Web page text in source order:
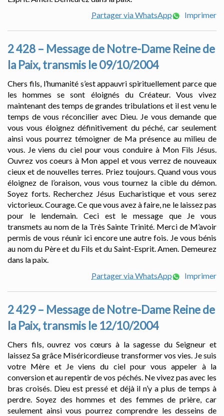
Partager via WhatsApp
Imprimer
2 428 – Message de Notre-Dame Reine de
la Paix, transmis le 09/10/2004
Chers fils, l’humanité s’est appauvri spirituellement parce que
les hommes se sont éloignés du Créateur. Vous vivez
maintenant des temps de grandes tribulations et il est venu le
temps de vous réconcilier avec Dieu. Je vous demande que
vous vous éloignez définitivement du péché, car seulement
ainsi vous pourrez témoigner de Ma présence au milieu de
vous. Je viens du ciel pour vous conduire à Mon Fils Jésus.
Ouvrez vos coeurs à Mon appel et vous verrez de nouveaux
cieux et de nouvelles terres. Priez toujours. Quand vous vous
éloignez de l’oraison, vous vous tournez la cible du démon.
Soyez forts. Recherchez Jésus Eucharistique et vous serez
victorieux. Courage. Ce que vous avez à faire, ne le laissez pas
pour le lendemain. Ceci est le message que Je vous
transmets au nom de la Très Sainte Trinité. Merci de M’avoir
permis de vous réunir ici encore une autre fois. Je vous bénis
au nom du Père et du Fils et du Saint-Esprit. Amen. Demeurez
dans la paix.
Partager via WhatsApp
Imprimer
2 429 – Message de Notre-Dame Reine de
la Paix, transmis le 12/10/2004
Chers fils, ouvrez vos cœurs à la sagesse du Seigneur et
laissez Sa grâce Miséricordieuse transformer vos vies. Je suis
votre Mère et Je viens du ciel pour vous appeler à la
conversion et au repentir de vos péchés. Ne vivez pas avec les
bras croisés. Dieu est pressé et déjà il n’y a plus de temps à
perdre. Soyez des hommes et des femmes de prière, car
seulement ainsi vous pourrez comprendre les desseins de